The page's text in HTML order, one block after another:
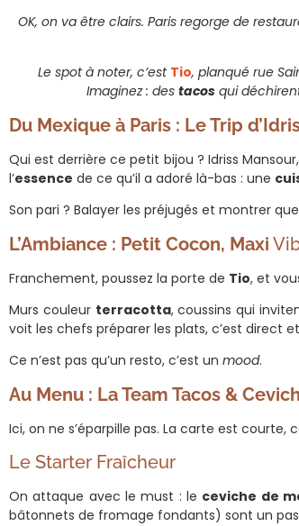
OK, on va être clairs. Paris regorge de
Le spot à noter, c’est Tio, planqué rue
Imaginez : des tacos qui
Du Mexique à Paris : Le Trip
Qui est derrière ce petit bijou ? Idriss
l’essence de ce qu’il a adoré là-bas : une
Son pari ? Balayer les préjugés et montrer
L’Ambiance : Petit Cocon, Maxi
Franchement, poussez la porte de Tio, et
Murs couleur terracotta, coussins qui
voit les chefs préparer les plats, c’est direct
Ce n’est pas qu’un resto, c’est un mood.
Au Menu : La Team Tacos &
Ici, on ne s’éparpille pas. La carte est
Le Starter Fraîcheur
On attaque avec le must : le ceviche de
bâtonnets de fromage fondants) sont un